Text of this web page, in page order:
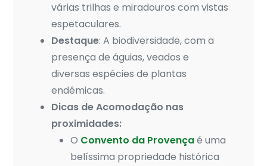
várias trilhas e miradouros com vistas
espetaculares.
Destaque: A biodiversidade, com a
presença de águias, veados e
diversas espécies de plantas
endêmicas.
Dicas de Acomodação nas
proximidades:
O Convento da Provençaé uma
belíssima propriedade histórica